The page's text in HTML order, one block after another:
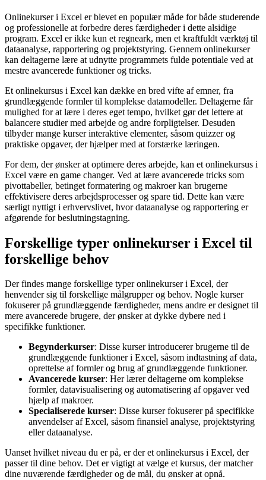
Onlinekurser i Excel er blevet en populær måde for både studerende
og professionelle at forbedre deres færdigheder i dette alsidige
program. Excel er ikke kun et regneark, men et kraftfuldt værktøj til
dataanalyse, rapportering og projektstyring. Gennem onlinekurser
kan deltagerne lære at udnytte programmets fulde potentiale ved at
mestre avancerede funktioner og tricks.
Et onlinekursus i Excel kan dække en bred vifte af emner, fra
grundlæggende formler til komplekse datamodeller. Deltagerne får
mulighed for at lære i deres eget tempo, hvilket gør det lettere at
balancere studier med arbejde og andre forpligtelser. Desuden
tilbyder mange kurser interaktive elementer, såsom quizzer og
praktiske opgaver, der hjælper med at forstærke læringen.
For dem, der ønsker at optimere deres arbejde, kan et onlinekursus i
Excel være en game changer. Ved at lære avancerede tricks som
pivottabeller, betinget formatering og makroer kan brugerne
effektivisere deres arbejdsprocesser og spare tid. Dette kan være
særligt nyttigt i erhvervslivet, hvor dataanalyse og rapportering er
afgørende for beslutningstagning.
Forskellige typer onlinekurser i Excel til
forskellige behov
Der findes mange forskellige typer onlinekurser i Excel, der
henvender sig til forskellige målgrupper og behov. Nogle kurser
fokuserer på grundlæggende færdigheder, mens andre er designet til
mere avancerede brugere, der ønsker at dykke dybere ned i
specifikke funktioner.
Begynderkurser: Disse kurser introducerer brugerne til de
grundlæggende funktioner i Excel, såsom indtastning af data,
oprettelse af formler og brug af grundlæggende funktioner.
Avancerede kurser: Her lærer deltagerne om komplekse
formler, datavisualisering og automatisering af opgaver ved
hjælp af makroer.
Specialiserede kurser: Disse kurser fokuserer på specifikke
anvendelser af Excel, såsom finansiel analyse, projektstyring
eller dataanalyse.
Uanset hvilket niveau du er på, er der et onlinekursus i Excel, der
passer til dine behov. Det er vigtigt at vælge et kursus, der matcher
dine nuværende færdigheder og de mål, du ønsker at opnå.